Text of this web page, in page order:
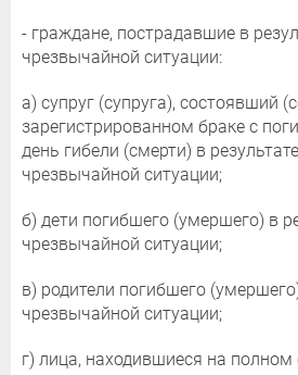
- граждане, пострадавшие в
чрезвычайной ситуации:
а) супруг (супруга), состоявший
зарегистрированном браке с
день гибели (смерти) в
чрезвычайной ситуации;
б) дети погибшего (умершего) в
чрезвычайной ситуации;
в) родители погибшего
чрезвычайной ситуации;
г) лица, находившиеся на